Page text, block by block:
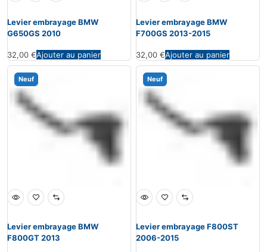
Levier embrayage BMW
G650GS 2010
32,00 €Ajouter au panier
Levier embrayage BMW
F700GS 2013-2015
32,00 €Ajouter au panier
Neuf
Levier embrayage BMW
F800GT 2013
Neuf
Levier embrayage F800ST
2006-2015